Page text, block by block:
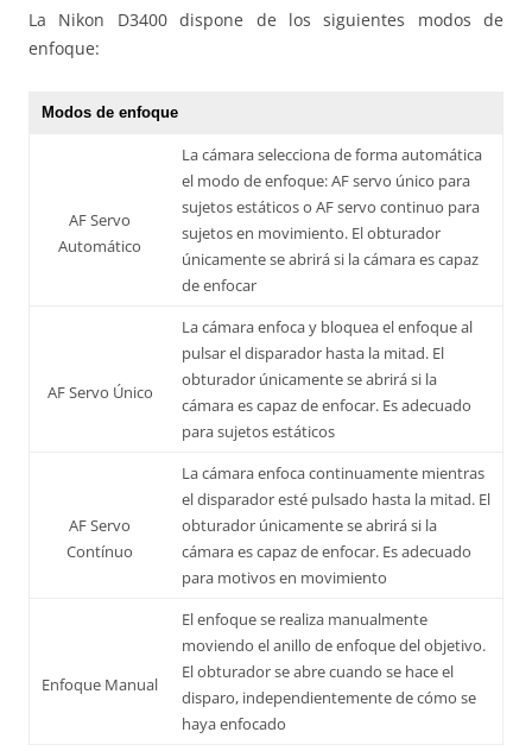
La Nikon D3400 dispone de los siguientes modos de
enfoque:
Modos de enfoque
AF Servo
Automático
La cámara selecciona de forma automática
el modo de enfoque: AF servo único para
sujetos estáticos o AF servo continuo para
sujetos en movimiento. El obturador
únicamente se abrirá si la cámara es capaz
de enfocar
AF Servo Único
La cámara enfoca y bloquea el enfoque al
pulsar el disparador hasta la mitad. El
obturador únicamente se abrirá si la
cámara es capaz de enfocar. Es adecuado
para sujetos estáticos
AF Servo
Contínuo
La cámara enfoca continuamente mientras
el disparador esté pulsado hasta la mitad. El
obturador únicamente se abrirá si la
cámara es capaz de enfocar. Es adecuado
para motivos en movimiento
Enfoque Manual
El enfoque se realiza manualmente
moviendo el anillo de enfoque del objetivo.
El obturador se abre cuando se hace el
disparo, independientemente de cómo se
haya enfocado